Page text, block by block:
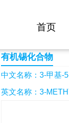
首页
3-甲基-5-三丁基锡-异恶唑
有机锡化合物
中文名称：3-甲基-
英文名称：3-